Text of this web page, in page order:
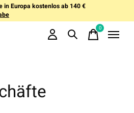
in Europa kostenlos ab 140 €
0items